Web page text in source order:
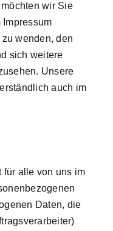
wir Sie
Impressum
wenden, den
sich weitere
Unsere
auch im
für alle von uns im
Daten, die